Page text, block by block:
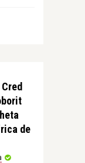
de